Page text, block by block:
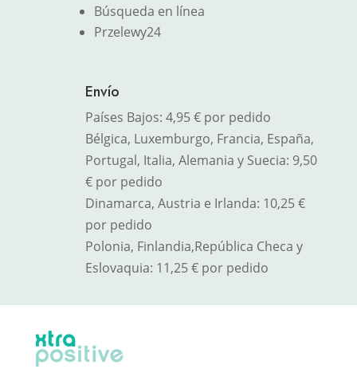
Búsqueda en línea
Przelewy24
Envío
Países Bajos: 4,95 € por pedido
Bélgica, Luxemburgo, Francia, España,
Portugal, Italia, Alemania y Suecia: 9,50
€ por pedido
Dinamarca, Austria e Irlanda: 10,25 €
por pedido
Polonia, Finlandia,República Checa y
Eslovaquia: 11,25 € por pedido